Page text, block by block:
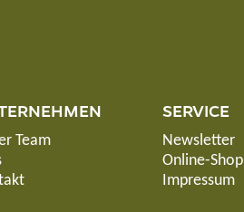
Team
SERVICE
Newsletter
Online-Shop
Impressum